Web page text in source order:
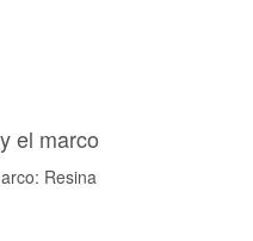
el marco
Resina